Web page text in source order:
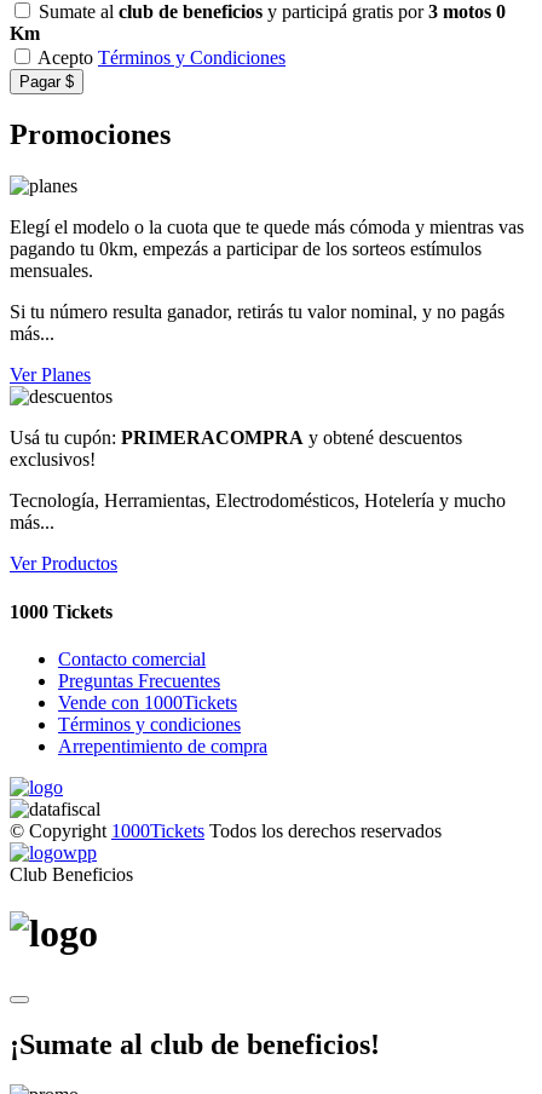
Sumate al club de beneficios y participá gratis por3 motos 0
Km
Acepto Términos y Condiciones
Pagar $
Promociones
Elegí el modelo o la cuota que te quede más cómoda y mientras vas
pagando tu 0km, empezás a participar de los sorteos estímulos
mensuales.
Si tu número resulta ganador, retirás tu valor nominal, y no pagás
más...
Ver Planes
Usá tu cupón: PRIMERACOMPRA y obtené descuentos
exclusivos!
Tecnología, Herramientas, Electrodomésticos, Hotelería y mucho
más...
Ver Productos
1000 Tickets
Contacto comercial
Preguntas Frecuentes
Vende con 1000Tickets
Términos y condiciones
Arrepentimiento de compra
© Copyright 1000Tickets Todos los derechos reservados
Club Beneficios
¡Sumate al club de beneficios!